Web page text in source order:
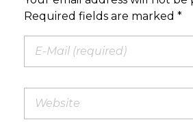
Required fields are marked *